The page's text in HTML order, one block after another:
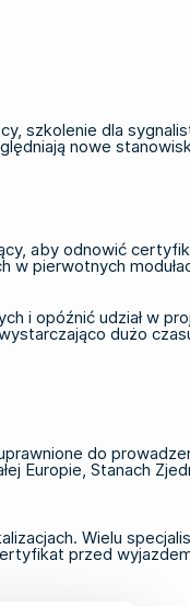
szkolenie dla
nowe
, aby odnowić
w pierwotnych
i opóźnić udział w
dużo
do
Europie, Stanach
Wielu
przed